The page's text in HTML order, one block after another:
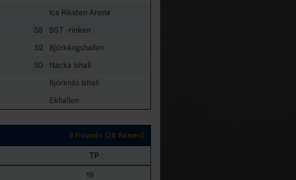
Ica Riksten Arena
58
BST -rinken
52
Björkängshallen
50
Nacka Ishall
Björknäs Ishall
Ekhallen
9 Rounds (28 Games)
TP
19